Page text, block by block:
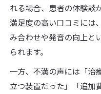
れる場合、患者の体験談
満足度の高い口コミには
み合わせや発音の向上と
られます。
一方、不満の声には「治
立つ装置だった」「追加